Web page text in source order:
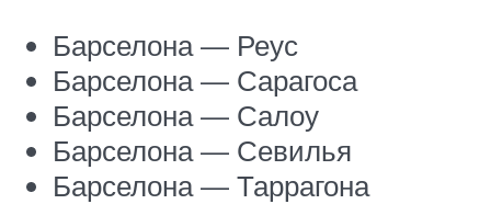
Барселона — Реус
Барселона — Сарагоса
Барселона — Салоу
Барселона — Севилья
Барселона — Таррагона